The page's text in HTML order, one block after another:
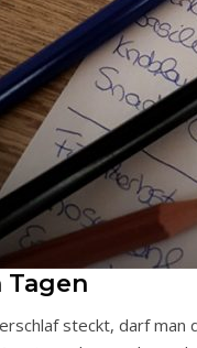
steckt, darf